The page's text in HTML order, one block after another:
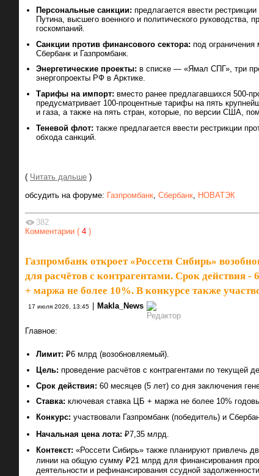
Персональные санкции: предлагается ввести
Путина, высшего военного и политического руководства,
госкомпаний.
Санкции против финансового сектора: под ограничения
Сбербанк и Газпромбанк.
Энергетические проекты: в списке — «Ямал СПГ», три
энергопроекты РФ в Арктике.
Тарифы на импорт: вместо ранее предлагавшихся 500-
предусматривает 100-процентные тарифы на пять
и газа, а также на пять стран, которые, по версии США,
Теневой флот: также предлагается ввести рестрикции
обхода санкций.
( Читать дальше )
обсудить на форуме: Газпромбанк Сбербанк НОВАТЭК
382
Комментарии ( 4 )
Газпромбанк откроет «Россети Сибирь»
для расчётов с контрагентами. Срок действия
+ маржа не более 10%. В конкурсе также
17 июля 2026, 13:45 Makla_News
Главное:
Лимит: ₽6 млрд (возобновляемый).
Цель: проведение расчётов с контрагентами по текущей
Срок действия: 60 месяцев (5 лет) со дня заключения
Ставка: ключевая ставка ЦБ + маржа не более 10%
Конкурс: участвовали Газпромбанк (победитель) и
Начальная цена лота: ₽7,35 млрд.
Контекст: «Россети Сибирь» также планируют привлечь
линии на общую сумму ₽21 млрд для финансирования
деятельности и рефинансирования ссудной